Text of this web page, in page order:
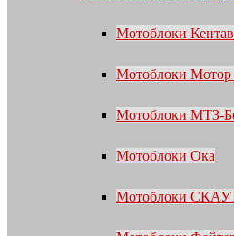
Мотоблоки
Мотоблоки
Мотоблоки МТЗ-
Мотоблоки Ока
Мотоблоки